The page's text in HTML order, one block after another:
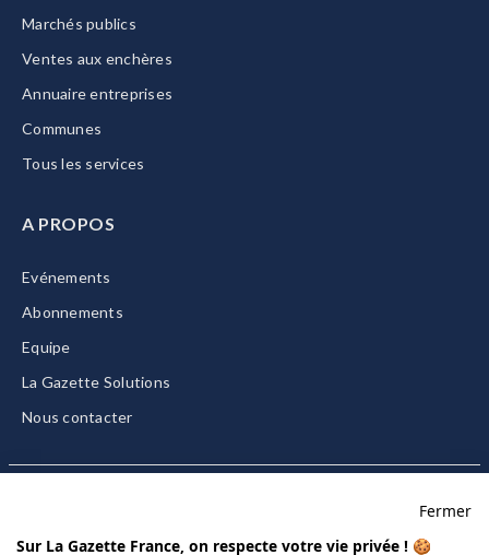
Marchés publics
Ventes aux enchères
Annuaire entreprises
Communes
Tous les services
A PROPOS
Evénements
Abonnements
Equipe
La Gazette Solutions
Nous contacter
Fermer
Sur La Gazette France, on respecte votre vie privée ! 🍪